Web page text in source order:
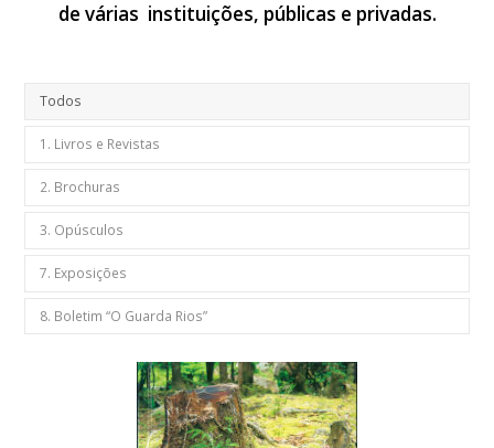
de várias instituições, públicas e privadas.
Todos
1. Livros e Revistas
2. Brochuras
3. Opúsculos
7. Exposições
8. Boletim “O Guarda Rios”